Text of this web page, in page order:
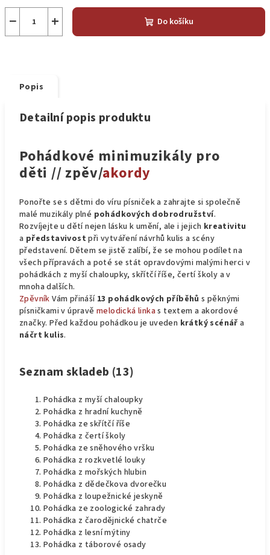
+
− Do košíku
Popis
Detailní popis produktu
Pohádkové minimuzikály pro
děti // zpěv/akordy
Ponořte se s dětmi do víru písniček a zahrajte si společně
malé muzikály plné pohádkových dobrodružství.
Rozvíjejte u dětí nejen lásku k umění, ale i jejich kreativitu
a představivost při vytváření návrhů kulis a scény
představení. Dětem se jistě zalíbí, že se mohou podílet na
všech přípravách a poté se stát opravdovými malými herci v
pohádkách z myší chaloupky, skřítčí říše, čertí školy a v
mnoha dalších.
Zpěvník Vám přináší 13 pohádkových příběhů s pěknými
písničkami v úpravěmelodická linkas textem a akordové
značky. Před každou pohádkou je uveden krátký scénář a
náčrt kulis.
Seznam skladeb (13)
Pohádka z myší chaloupky
Pohádka z hradní kuchyně
Pohádka ze skřítčí říše
Pohádka z čertí školy
Pohádka ze sněhového vršku
Pohádka z rozkvetlé louky
Pohádka z mořských hlubin
Pohádka z dědečkova dvorečku
Pohádka z loupežnické jeskyně
Pohádka ze zoologické zahrady
Pohádka z čarodějnické chatrče
Pohádka z lesní mýtiny
Pohádka z táborové osady